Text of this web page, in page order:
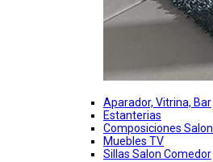
Aparador, Vitrina, Bar
Estanterias
Composiciones Salon
Muebles TV
Sillas Salon Comedor